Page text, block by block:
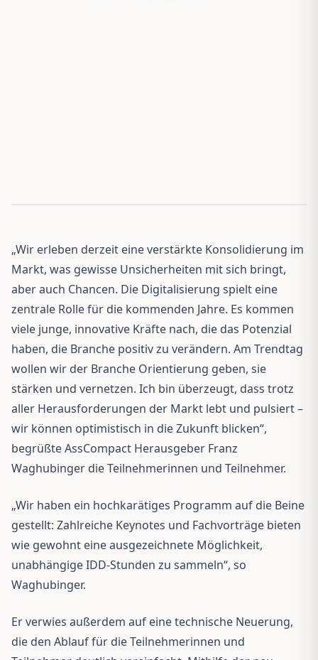
„Wir erleben derzeit eine verstärkte Konsolidierung im
Markt, was gewisse Unsicherheiten mit sich bringt,
aber auch Chancen. Die Digitalisierung spielt eine
zentrale Rolle für die kommenden Jahre. Es kommen
viele junge, innovative Kräfte nach, die das Potenzial
haben, die Branche positiv zu verändern. Am Trendtag
wollen wir der Branche Orientierung geben, sie
stärken und vernetzen. Ich bin überzeugt, dass trotz
aller Herausforderungen der Markt lebt und pulsiert –
wir können optimistisch in die Zukunft blicken“,
begrüßte AssCompact Herausgeber Franz
Waghubinger die Teilnehmerinnen und Teilnehmer.
„Wir haben ein hochkarätiges Programm auf die Beine
gestellt: Zahlreiche Keynotes und Fachvorträge bieten
wie gewohnt eine ausgezeichnete Möglichkeit,
unabhängige IDD-Stunden zu sammeln“, so
Waghubinger.
Er verwies außerdem auf eine technische Neuerung,
die den Ablauf für die Teilnehmerinnen und